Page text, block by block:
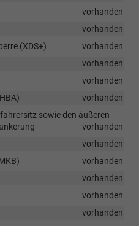
vorhanden
vorhanden
(XDS+)
vorhanden
vorhanden
vorhanden
vorhanden
sowie den äußeren
vorhanden
vorhanden
vorhanden
vorhanden
vorhanden
vorhanden